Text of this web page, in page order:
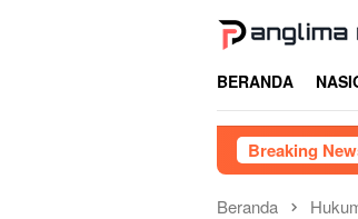
BERANDA
Breaking
Oknum Pegawai KKP
Beranda